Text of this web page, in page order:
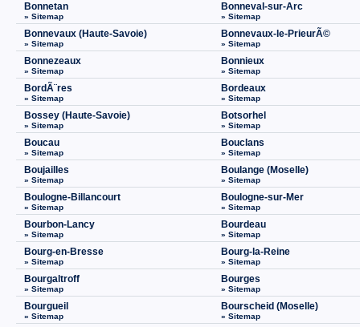
Bonnetan
» Sitemap
Bonneval-sur-Arc
» Sitemap
Bonnevaux (Haute-Savoie)
» Sitemap
Bonnevaux-le-PrieurÃ©
» Sitemap
Bonnezeaux
» Sitemap
Bonnieux
» Sitemap
BordÃ¨res
» Sitemap
Bordeaux
» Sitemap
Bossey (Haute-Savoie)
» Sitemap
Botsorhel
» Sitemap
Boucau
» Sitemap
Bouclans
» Sitemap
Boujailles
» Sitemap
Boulange (Moselle)
» Sitemap
Boulogne-Billancourt
» Sitemap
Boulogne-sur-Mer
» Sitemap
Bourbon-Lancy
» Sitemap
Bourdeau
» Sitemap
Bourg-en-Bresse
» Sitemap
Bourg-la-Reine
» Sitemap
Bourgaltroff
» Sitemap
Bourges
» Sitemap
Bourgueil
» Sitemap
Bourscheid (Moselle)
» Sitemap